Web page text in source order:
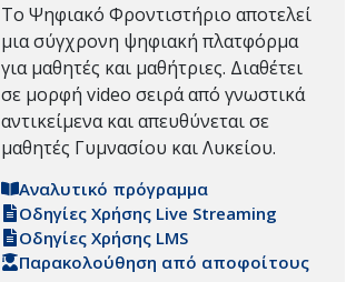
Το Ψηφιακό Φροντιστήριο αποτελεί
μια σύγχρονη ψηφιακή πλατφόρμα
για μαθητές και μαθήτριες. Διαθέτει
σε μορφή video σειρά από γνωστικά
αντικείμενα και απευθύνεται σε
μαθητές Γυμνασίου και Λυκείου.
Αναλυτικό πρόγραμμα
Οδηγίες Χρήσης Live Streaming
Οδηγίες Χρήσης LMS
Παρακολούθηση από αποφοίτους